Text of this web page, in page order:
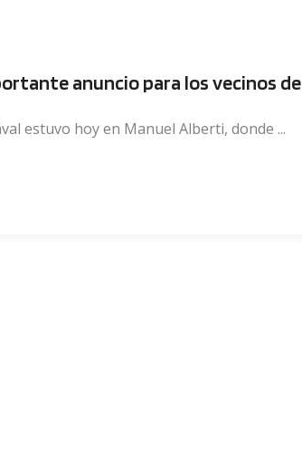
anuncio para los vecinos de
estuvo hoy en Manuel Alberti, donde ...